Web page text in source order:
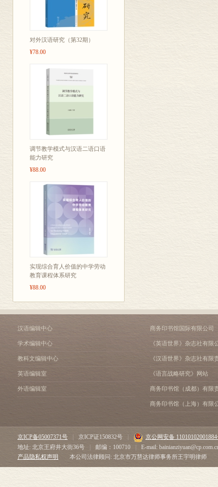
对外汉语研究（第32期）
¥78.00
调节教学模式与汉语二语口语
能力研究
¥88.00
实现综合育人价值的中学劳动
教育课程体系研究
¥88.00
汉语编辑中心
学术编辑中心
教科文编辑中心
英语编辑室
外语编辑室
商务印书馆国际有限公司
《英语世界》杂志社有限
《汉语世界》杂志社有限
《语言战略研究》网站
商务印书馆（成都）有限
商务印书馆（上海）有限
京ICP备05007371号 京ICP证150832号
京公网安备
地址: 北京王府井大街36号
邮编：100710
E-mail:
产品隐私权声明
本公司法律顾问: 北京市万慧达律师事务所王宇明律师